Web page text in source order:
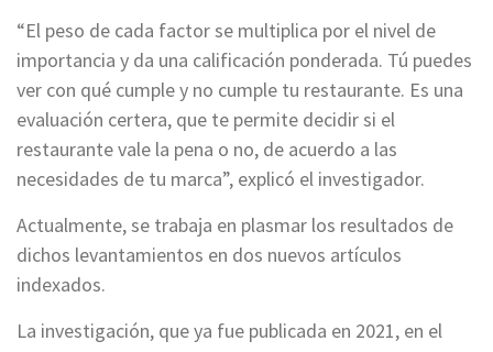
“El peso de cada factor se multiplica por el nivel de
importancia y da una calificación ponderada. Tú puedes
ver con qué cumple y no cumple tu restaurante. Es una
evaluación certera, que te permite decidir si el
restaurante vale la pena o no, de acuerdo a las
necesidades de tu marca”, explicó el investigador.
Actualmente, se trabaja en plasmar los resultados de
dichos levantamientos en dos nuevos artículos
indexados.
La investigación, que ya fue publicada en 2021, en el